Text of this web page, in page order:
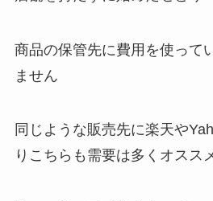
商品の保管先に費用を使って
ません
同じような販売先に楽天や
りこちらも需要は多くオスス